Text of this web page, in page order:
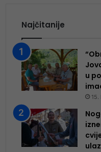
Najčitanije
u
15.